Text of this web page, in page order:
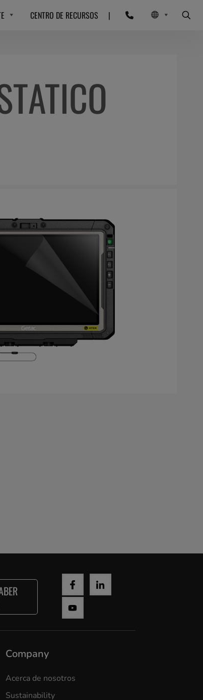
CENTRO DE RECURSOS |
Company
Acerca de nosotros
Sustainability